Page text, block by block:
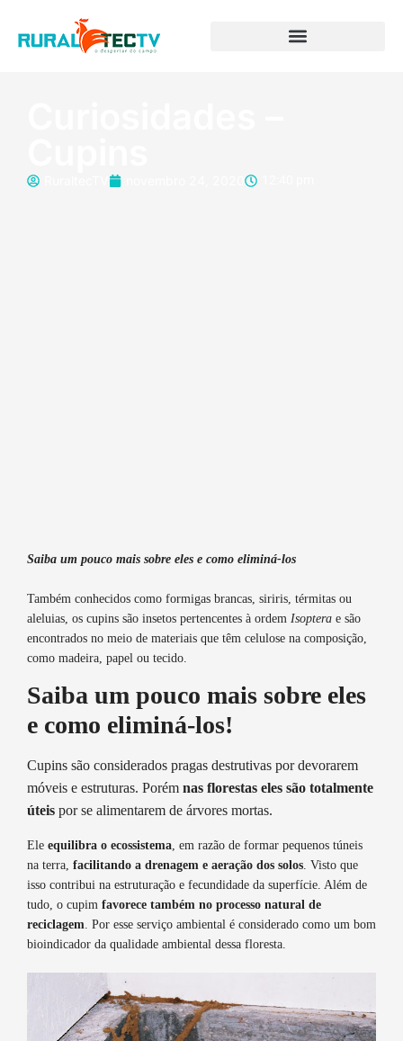
Saiba um pouco mais sobre eles e como eliminá-los
Também conhecidos como formigas brancas, siriris, térmitas ou
aleluias, os cupins são insetos pertencentes à ordem Isoptera e são
encontrados no meio de materiais que têm celulose na composição,
como madeira, papel ou tecido.
Saiba um pouco mais sobre eles
e como eliminá-los!
Cupins são considerados pragas destrutivas por devorarem
móveis e estruturas. Porém nas florestas eles são totalmente
úteis por se alimentarem de árvores mortas.
Ele equilibra o ecossistema , em razão de formar pequenos túneis
na terra, facilitando a drenagem e aeração dos solos . Visto que
isso contribui na estruturação e fecundidade da superfície. Além de
tudo, o cupim favorece também no processo natural de
reciclagem . Por esse serviço ambiental é considerado como um bom
bioindicador da qualidade ambiental dessa floresta.